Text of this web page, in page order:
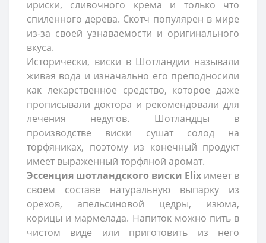
ириски, сливочного крема и только что
спиленного дерева. Скотч популярен в мире
из-за своей узнаваемости и оригинального
вкуса.
Исторически, виски в Шотландии называли
живая вода и изначально его преподносили
как лекарственное средство, которое даже
прописывали доктора и рекомендовали для
лечения недугов. Шотландцы в
производстве виски сушат солод на
торфяниках, поэтому из конечный продукт
имеет выраженный торфяной аромат.
Эссенция шотландского виски Elix имеет в
своем составе натуральную выпарку из
орехов, апельсиновой цедры, изюма,
корицы и мармелада. Напиток можно пить в
чистом виде или приготовить из него